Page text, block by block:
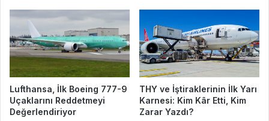
Lufthansa, İlk Boeing 777-9
Uçaklarını Reddetmeyi
Değerlendiriyor
THY ve İştiraklerinin İlk Yarı
Karnesi: Kim Kâr Etti, Kim
Zarar Yazdı?